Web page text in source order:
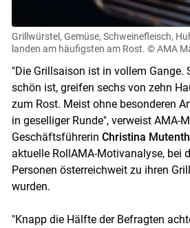
Grillwürstel, Gemüse, Schweinefleisch,
landen am häufigsten am Rost. © AMA
"Die Grillsaison ist in vollem Gange.
schön ist, greifen sechs von zehn
zum Rost. Meist ohne besonderen
in geselliger Runde", verweist AMA-
Geschäftsführerin Christina
aktuelle RollAMA-Motivanalyse, bei
Personen österreichweit zu ihren
wurden.
"Knapp die Hälfte der Befragten